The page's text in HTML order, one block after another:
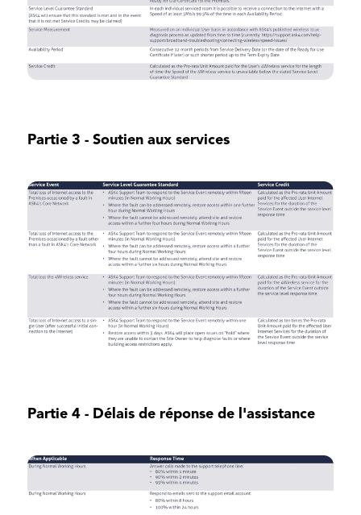
Partie 3 - Soutien aux services
Partie 4 - Délais de réponse de l'assistance